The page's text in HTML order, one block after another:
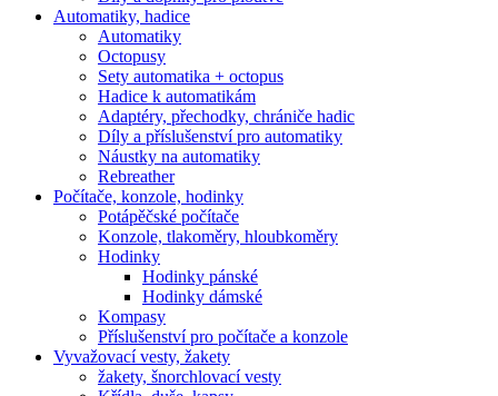
Automatiky, hadice
Automatiky
Octopusy
Sety automatika + octopus
Hadice k automatikám
Adaptéry, přechodky, chrániče hadic
Díly a příslušenství pro automatiky
Náustky na automatiky
Rebreather
Počítače, konzole, hodinky
Potápěčské počítače
Konzole, tlakoměry, hloubkoměry
Hodinky
Hodinky pánské
Hodinky dámské
Kompasy
Příslušenství pro počítače a konzole
Vyvažovací vesty, žakety
žakety, šnorchlovací vesty